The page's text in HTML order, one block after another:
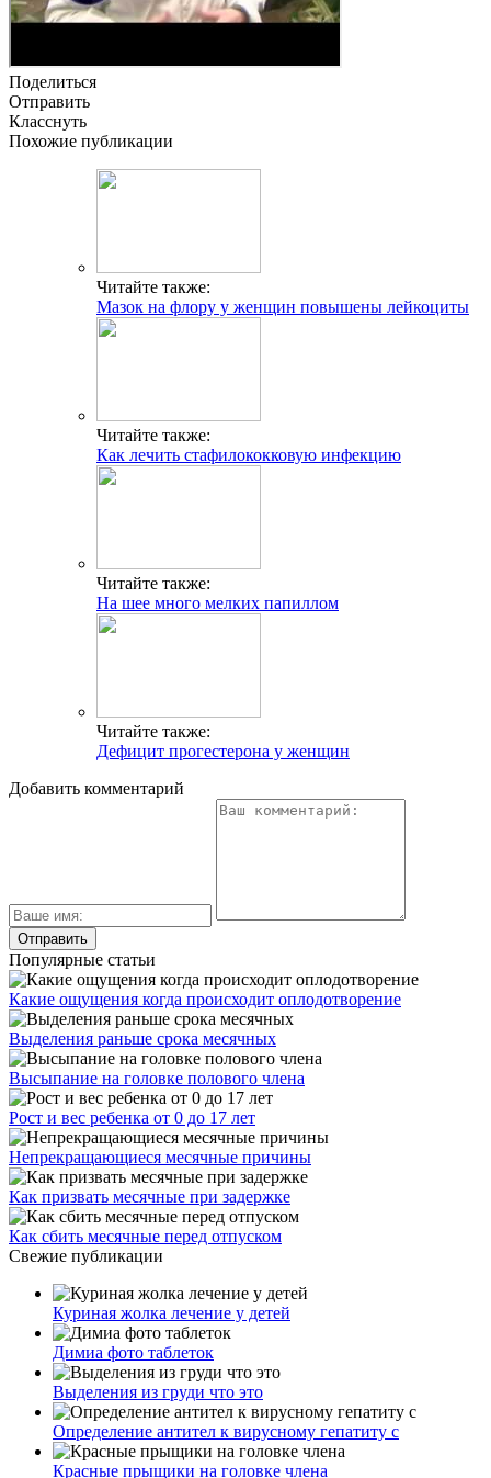
Поделиться
Отправить
Класснуть
Похожие публикации
Читайте также:
Мазок на флору у женщин повышены лейкоциты
Читайте также:
Как лечить стафилококковую инфекцию
Читайте также:
На шее много мелких папиллом
Читайте также:
Дефицит прогестерона у женщин
Добавить комментарий
Популярные статьи
Какие ощущения когда происходит оплодотворение
Выделения раньше срока месячных
Высыпание на головке полового члена
Рост и вес ребенка от 0 до 17 лет
Непрекращающиеся месячные причины
Как призвать месячные при задержке
Как сбить месячные перед отпуском
Свежие публикации
Куриная жолка лечение у детей
Димиа фото таблеток
Выделения из груди что это
Определение антител к вирусному гепатиту с
Красные прыщики на головке члена